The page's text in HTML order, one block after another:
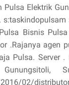
Pulsa Elektrik
s:taskindopulsam
Bisnis
.Rajanya agen
Pulsa. Server
02/